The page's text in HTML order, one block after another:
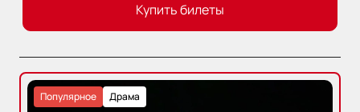
Купить билеты
Драма
Популярное